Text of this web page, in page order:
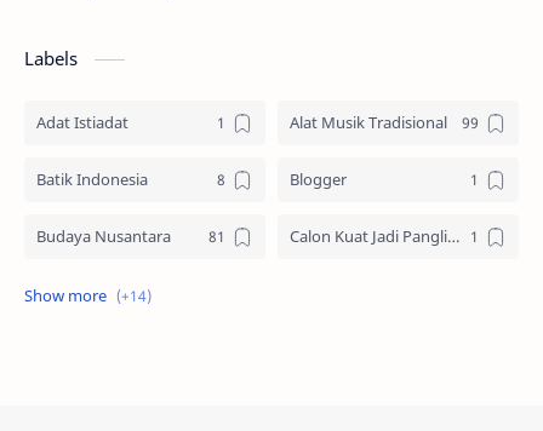
Labels
Adat Istiadat Alat Musik Tradisional
Batik Indonesia Blogger
Budaya Nusantara Calon Kuat Jadi Panglima TNI
Jasa website